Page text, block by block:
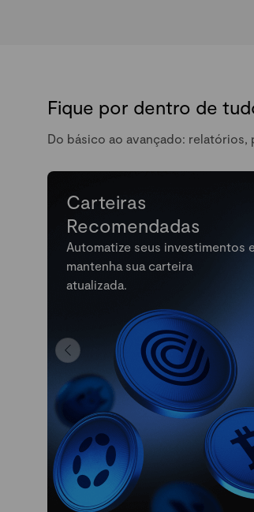
Fique por dentro de
Do básico ao avançado:
Carteiras
Recomendadas
Automatize seus investimentos
mantenha sua carteira
atualizada.